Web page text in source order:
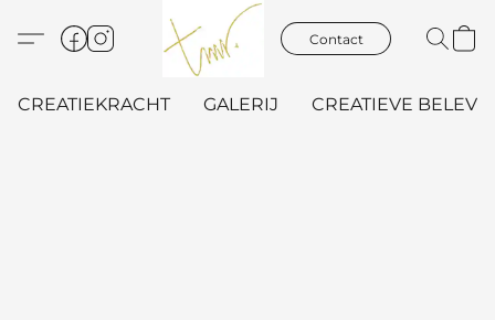
Contact
CREATIEKRACHT GALERIJ CREATIEVE